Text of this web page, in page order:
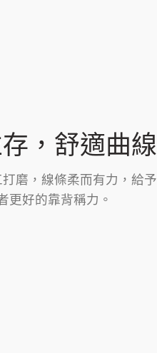
，舒適曲線
磨，線條柔而有力，給予
更好的靠背稱力。